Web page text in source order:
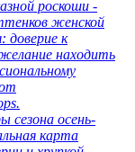
роскоши -
женской
к
находить
сезона осень-
карта